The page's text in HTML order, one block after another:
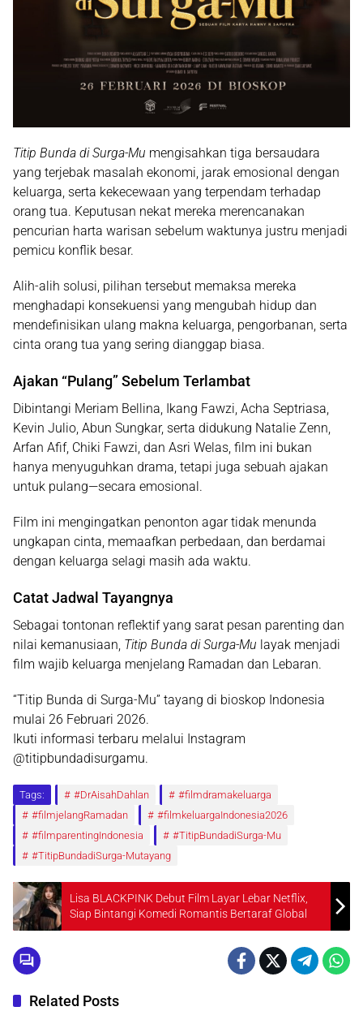
Titip Bunda di Surga-Mu mengisahkan tiga bersaudara
yang terjebak masalah ekonomi, jarak emosional dengan
keluarga, serta kekecewaan yang terpendam terhadap
orang tua. Keputusan nekat mereka merencanakan
pencurian harta warisan sebelum waktunya justru menjadi
pemicu konflik besar.
Alih-alih solusi, pilihan tersebut memaksa mereka
menghadapi konsekuensi yang mengubah hidup dan
mendefinisikan ulang makna keluarga, pengorbanan, serta
cinta orang tua yang sering dianggap biasa.
Ajakan “Pulang” Sebelum Terlambat
Dibintangi Meriam Bellina, Ikang Fawzi, Acha Septriasa,
Kevin Julio, Abun Sungkar, serta didukung Natalie Zenn,
Arfan Afif, Chiki Fawzi, dan Asri Welas, film ini bukan
hanya menyuguhkan drama, tetapi juga sebuah ajakan
untuk pulang—secara emosional .
Film ini mengingatkan penonton agar tidak menunda
ungkapan cinta, memaafkan perbedaan, dan berdamai
dengan keluarga selagi masih ada waktu.
Catat Jadwal Tayangnya
Sebagai tontonan reflektif yang sarat pesan parenting dan
nilai kemanusiaan, Titip Bunda di Surga-Mu layak menjadi
film wajib keluarga menjelang Ramadan dan Lebaran.
“Titip Bunda di Surga-Mu” tayang di bioskop Indonesia
mulai 26 Februari 2026.
Ikuti informasi terbaru melalui Instagram
@titipbundadisurgamu.
Tags: #DrAisahDahlan
#filmdramakeluarga
#filmjelangRamadan
#filmkeluargaIndonesia2026
#filmparentingIndonesia
#TitipBundadiSurga-Mu
#TitipBundadiSurga-Mutayang
Lisa BLACKPINK Debut Film Layar Lebar Netflix,
Siap Bintangi Komedi Romantis Bertaraf Global
Related Posts